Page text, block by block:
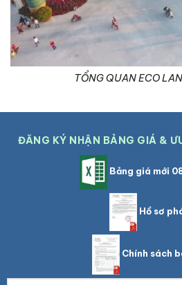
TỔNG QUAN ECO
ĐĂNG KÝ NHẬN BẢNG GIÁ &
Bảng giá mới
Hồ sơ
Chính sách